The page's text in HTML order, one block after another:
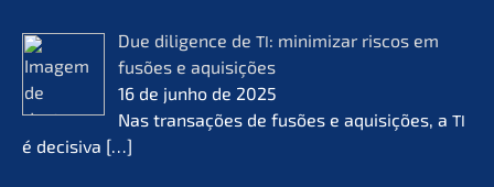
Due diligence de TI: minimi­zar riscos em
fusões e aquisi­ções
16 de junho de 2025
Nas transa­ções de fusões e aquisi­ções, a TI
é decisi­va […]